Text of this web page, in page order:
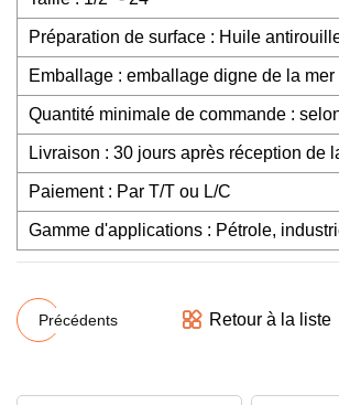
Préparation de surface : Huile
Emballage : emballage digne de la
Quantité minimale de commande :
Livraison : 30 jours après réception de
Paiement : Par T/T ou L/C
Gamme d'applications : Pétrole,
Précédents Retour à la liste